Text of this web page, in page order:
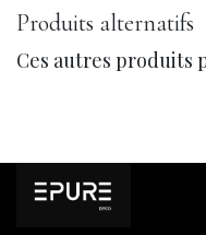
Produits alternatifs
Ces autres produits